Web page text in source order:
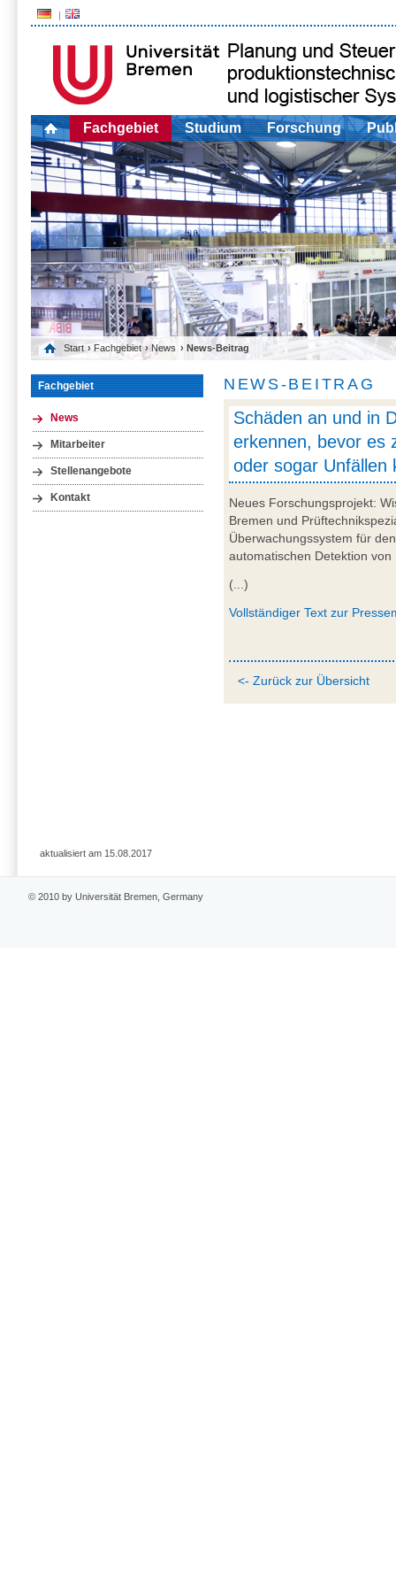
Fachgebiet Studium Forschung
Start › Fachgebiet › News › News-Beitrag
Fachgebiet
News
Mitarbeiter
Stellenangebote
Kontakt
NEWS-BEITRAG
Schäden an und in
erkennen, bevor es
oder sogar Unfällen
Neues Forschungsprojekt:
Bremen und
Überwachungssystem für
automatischen Detektion
(...)
Vollständiger Text zur
<- Zurück zur Übersicht
aktualisiert am 15.08.2017
© 2010 by Universität Bremen, Germany